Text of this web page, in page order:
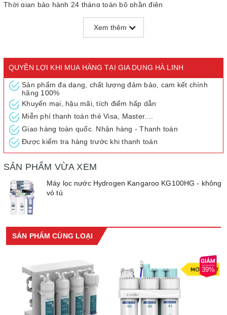
Thời gian bảo hành 24 tháng toàn bộ phần điện
Máy lọc nước Kangaroo Hydrogen công nghệ tạo nước kiềm giàu
Hydrogen hoạt hóa lần đầu tiên được Kangaroo áp dụng và được
công nghệ xử lý nước tại Việt Nam vì mục tiêu nước khỏe toàn
Đông Nam Á.
Xem thêm
QUYỀN LỢI KHI MUA HÀNG TẠI GIA DỤNG HÀ LINH
Sản phẩm đa dạng, chất lượng đảm bảo, cam kết chính
hãng 100%
Khuyến mại, hậu mãi, tích điểm hấp dẫn
Miễn phí thanh toán thẻ Visa, Master....
Giao hàng toàn quốc. Nhận hàng - Thanh toán
Được kiểm tra hàng trước khi thanh toán
SẢN PHẨM VỪA XEM
Máy lọc nước Hydrogen Kangaroo KG100HG - không
vỏ tủ
SẢN PHẨM CÙNG LOẠI
39%